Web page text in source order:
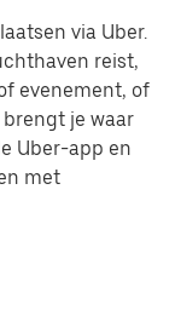
via Uber.
reist,
evenement, of
je waar
Uber-app en
met